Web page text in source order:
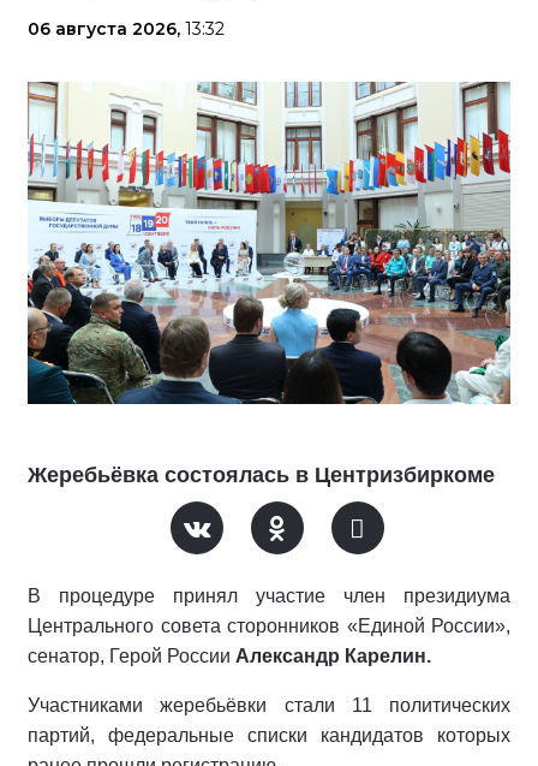
06 августа 2026, 13:32
Жеребьёвка состоялась в Центризбиркоме
В процедуре принял участие член президиума
Центрального совета сторонников «Единой России»,
сенатор, Герой России Александр Карелин.
Участниками жеребьёвки стали 11 политических
партий, федеральные списки кандидатов которых